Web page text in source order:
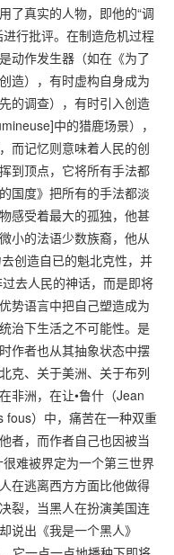
了真实的人物，即他的“调
行批评。在制造危机过程
动作发生器（如在《为了
造），有时虚构自身成为
的调查），有时引入创造
中的猎鹿场景），
而记忆则意味着人民的创
到顶点，它将所有手法都
国度》把所有的手法都淡
感受着最大的孤独，他甚
小的法语少数族裔，他从
创造自已的魁北克性，并
去人民的神话，而是即将
势语言中把自己塑造成为
治下生活之不可能性。是
作者也从其抽象状态中摆
克、关于美洲、关于布列
非洲，在让•鲁什（Jean
fous）中，痛苦在一种双重
者，而作者自己也因被当
难被界定为一个第三世界
在逃离西方方面比他做得
裂，当黑人在扮演美国连
说出《我是一个黑人》